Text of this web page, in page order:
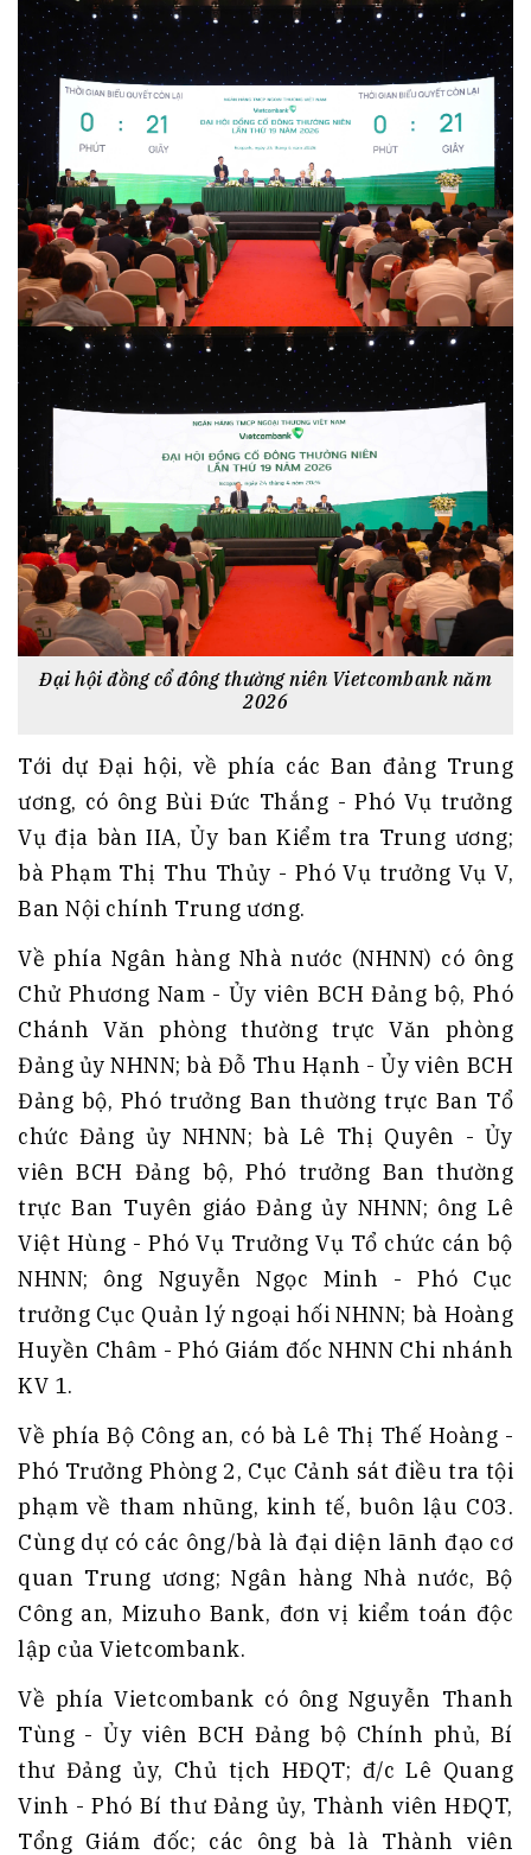
Đại hội đồng cổ đông thường niên Vietcombank năm
2026
Tới dự Đại hội, về phía các Ban đảng Trung
ương, có ông Bùi Đức Thắng - Phó Vụ trưởng
Vụ địa bàn IIA, Ủy ban Kiểm tra Trung ương;
bà Phạm Thị Thu Thủy - Phó Vụ trưởng Vụ V,
Ban Nội chính Trung ương.
Về phía Ngân hàng Nhà nước (NHNN) có ông
Chử Phương Nam - Ủy viên BCH Đảng bộ, Phó
Chánh Văn phòng thường trực Văn phòng
Đảng ủy NHNN; bà Đỗ Thu Hạnh - Ủy viên BCH
Đảng bộ, Phó trưởng Ban thường trực Ban Tổ
chức Đảng ủy NHNN; bà Lê Thị Quyên - Ủy
viên BCH Đảng bộ, Phó trưởng Ban thường
trực Ban Tuyên giáo Đảng ủy NHNN; ông Lê
Việt Hùng - Phó Vụ Trưởng Vụ Tổ chức cán bộ
NHNN; ông Nguyễn Ngọc Minh - Phó Cục
trưởng Cục Quản lý ngoại hối NHNN; bà Hoàng
Huyền Châm - Phó Giám đốc NHNN Chi nhánh
KV 1.
Về phía Bộ Công an, có bà Lê Thị Thế Hoàng -
Phó Trưởng Phòng 2, Cục Cảnh sát điều tra tội
phạm về tham nhũng, kinh tế, buôn lậu C03.
Cùng dự có các ông/bà là đại diện lãnh đạo cơ
quan Trung ương; Ngân hàng Nhà nước, Bộ
Công an, Mizuho Bank, đơn vị kiểm toán độc
lập của Vietcombank.
Về phía Vietcombank có ông Nguyễn Thanh
Tùng - Ủy viên BCH Đảng bộ Chính phủ, Bí
thư Đảng ủy, Chủ tịch HĐQT; đ/c Lê Quang
Vinh - Phó Bí thư Đảng ủy, Thành viên HĐQT,
Tổng Giám đốc; các ông bà là Thành viên